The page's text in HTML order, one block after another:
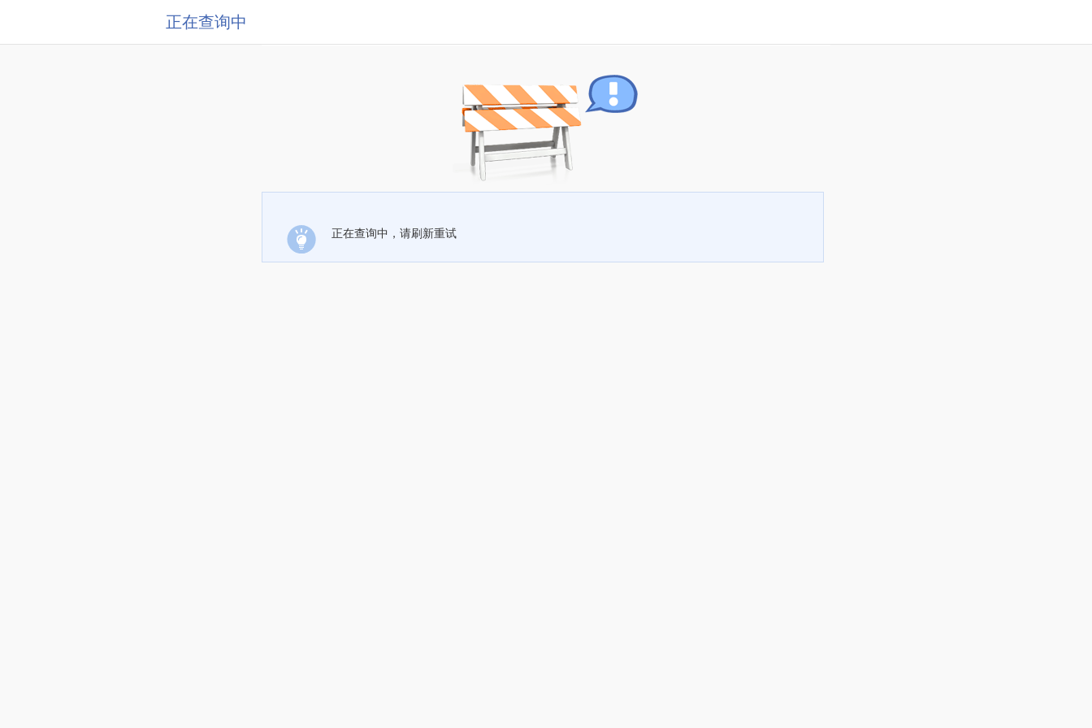
正在查询中
正在查询中，请刷新重试